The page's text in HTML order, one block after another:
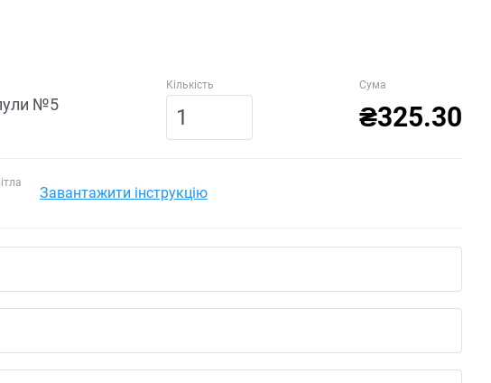
№5
Кількість Сума
₴325.30
Завантажити інструкцію